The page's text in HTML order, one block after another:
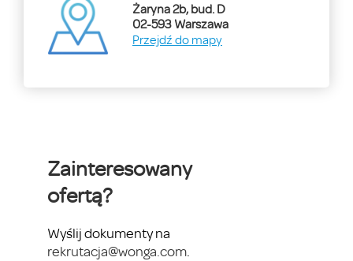
Żaryna 2b, bud. D
02-593 Warszawa
Przejdź do mapy
Zainteresowany
ofertą?
Wyślij dokumenty na
rekrutacja@wonga.com.